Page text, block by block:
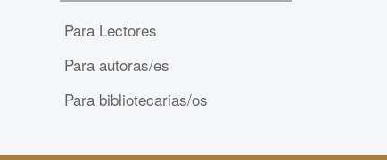
Para Lectores
Para autoras/es
Para bibliotecarias/os